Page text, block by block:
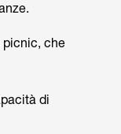
picnic, che
di